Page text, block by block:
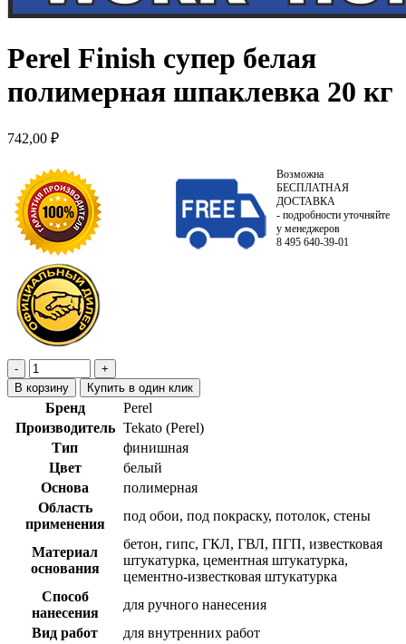
Perel Finish супер белая
полимерная шпаклевка 20 кг
742,00 ₽
Возможна
БЕСПЛАТНАЯ
ДОСТАВКА
- подробности уточняйте
у менеджеров
8 495 640-39-01
В корзину Купить в один клик
Бренд
Perel
Производитель Tekato (Perel)
Тип
финишная
Цвет
белый
Основа
полимерная
Область
применения
под обои, под покраску, потолок, стены
Материал
основания
бетон, гипс, ГКЛ, ГВЛ, ПГП, известковая
штукатурка, цементная штукатурка,
цементно-известковая штукатурка
Способ
нанесения
для ручного нанесения
Вид работ
для внутренних работ